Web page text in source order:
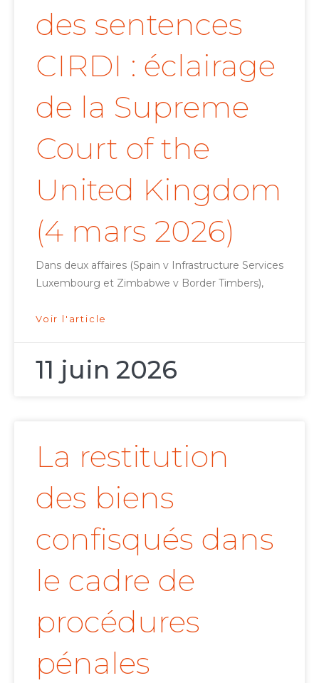
des sentences
CIRDI : éclairage
de la Supreme
Court of the
United Kingdom
(4 mars 2026)
Dans deux affaires (Spain v Infrastructure Services
Luxembourg et Zimbabwe v Border Timbers),
Voir l'article
11 juin 2026
La restitution
des biens
confisqués dans
le cadre de
procédures
pénales